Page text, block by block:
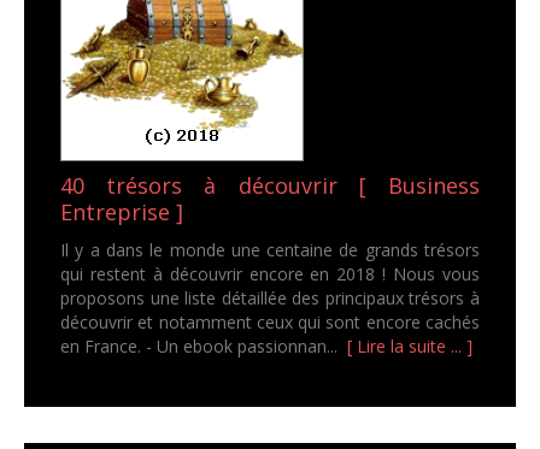
40 trésors à découvrir [ Business
Entreprise ]
Il y a dans le monde une centaine de grands trésors
qui restent à découvrir encore en 2018 ! Nous vous
proposons une liste détaillée des principaux trésors à
découvrir et notamment ceux qui sont encore cachés
en France. - Un ebook passionnan... [ Lire la suite ... ]